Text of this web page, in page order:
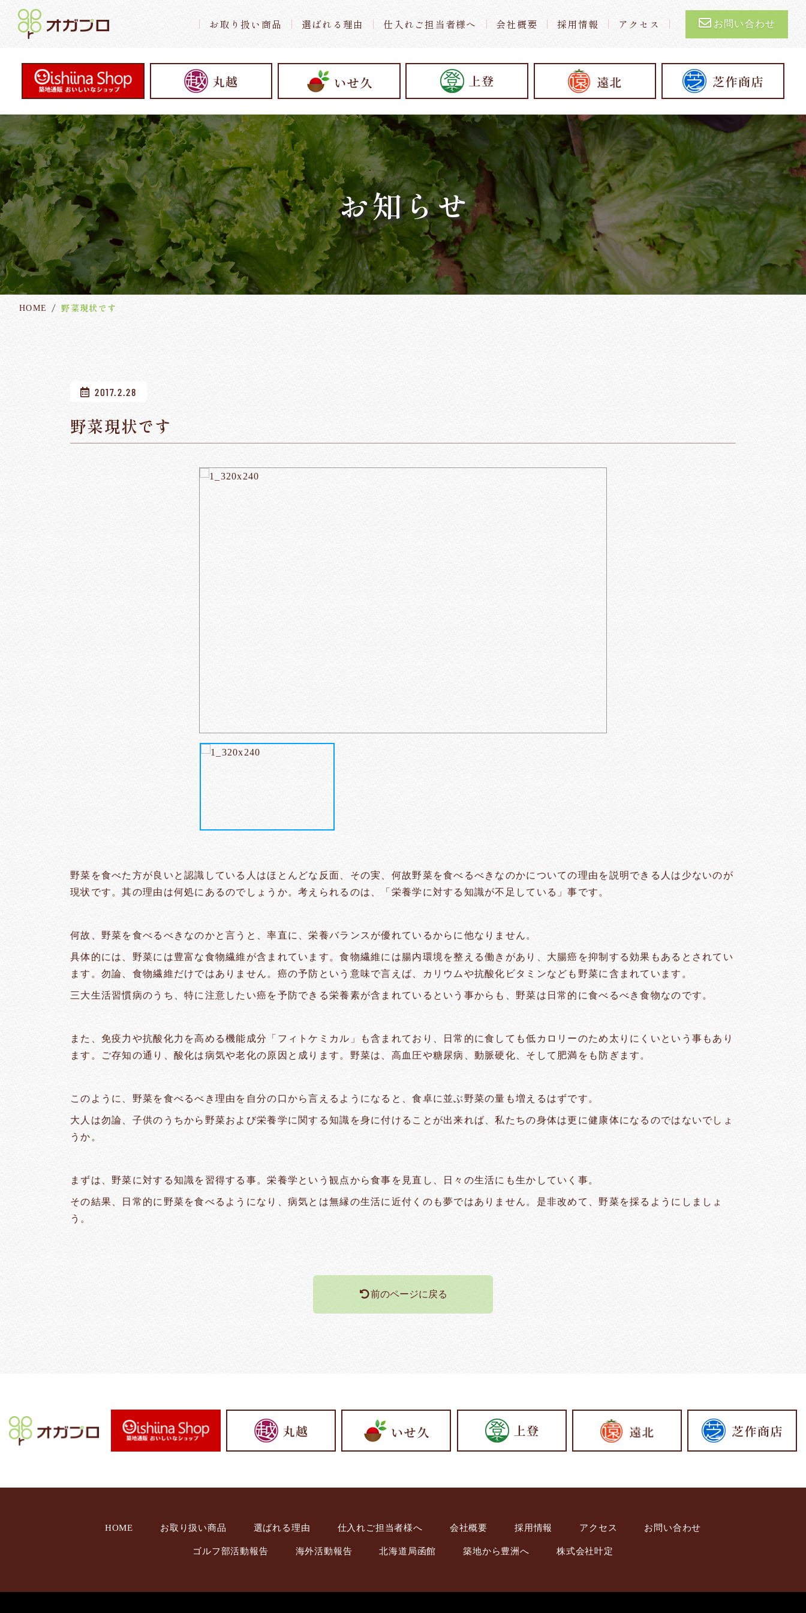
お取り扱い商品 選ばれる理由 仕入れご担当者様へ 会社概要 採用情報 アクセス お問い合わせ
お知らせ
HOME 野菜現状です
2017.2.28
野菜現状です
野菜を食べた方が良いと認識している人はほとんどな反面、その実、何故野菜を食べるべきなのかについての理由を説明できる人は少ないのが
現状です。其の理由は何処にあるのでしょうか。考えられるのは、「栄養学に対する知識が不足している」事です。
何故、野菜を食べるべきなのかと言うと、率直に、栄養バランスが優れているからに他なりません。
具体的には、野菜には豊富な食物繊維が含まれています。食物繊維には腸内環境を整える働きがあり、大腸癌を抑制する効果もあるとされてい
ます。勿論、食物繊維だけではありません。癌の予防という意味で言えば、カリウムや抗酸化ビタミンなども野菜に含まれています。
三大生活習慣病のうち、特に注意したい癌を予防できる栄養素が含まれているという事からも、野菜は日常的に食べるべき食物なのです。
また、免疫力や抗酸化力を高める機能成分「フィトケミカル」も含まれており、日常的に食しても低カロリーのため太りにくいという事もあり
ます。ご存知の通り、酸化は病気や老化の原因と成ります。野菜は、高血圧や糖尿病、動脈硬化、そして肥満をも防ぎます。
このように、野菜を食べるべき理由を自分の口から言えるようになると、食卓に並ぶ野菜の量も増えるはずです。
大人は勿論、子供のうちから野菜および栄養学に関する知識を身に付けることが出来れば、私たちの身体は更に健康体になるのではないでしょ
うか。
まずは、野菜に対する知識を習得する事。栄養学という観点から食事を見直し、日々の生活にも生かしていく事。
その結果、日常的に野菜を食べるようになり、病気とは無縁の生活に近付くのも夢ではありません。是非改めて、野菜を採るようにしましょ
う。
前のページに戻る
HOME お取り扱い商品 選ばれる理由 仕入れご担当者様へ 会社概要 採用情報 アクセス お問い合わせ
ゴルフ部活動報告 海外活動報告 北海道局函館 築地から豊洲へ 株式会社叶定